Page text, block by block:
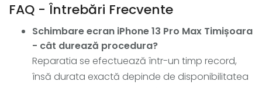
FAQ - Întrebări Frecvente
Schimbare ecran iPhone 13 Pro Max Timișoara
- cât durează procedura?
Reparatia se efectuează într-un timp record,
însă durata exactă depinde de disponibilitatea